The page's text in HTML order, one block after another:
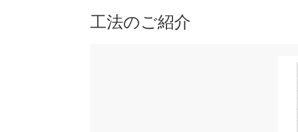
工法のご紹介